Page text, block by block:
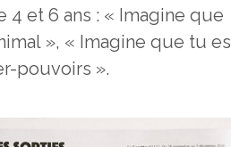
4 et 6 ans : « Imagine que
», « Imagine que tu es
pouvoirs ».